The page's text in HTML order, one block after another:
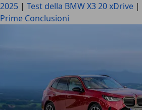
2025 | Test della BMW X3 20 xDrive |
Prime Conclusioni